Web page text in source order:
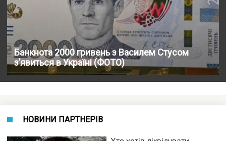
Банкнота 2000 гривень з Василем Стусом
з’явиться в Україні (ФОТО)
НОВИНИ ПАРТНЕРІВ